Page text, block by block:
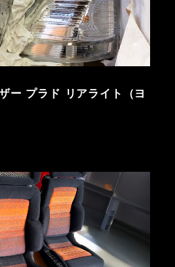
ー プラド リアライト（ヨ